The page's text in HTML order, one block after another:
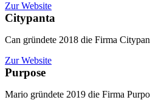
Zur Website
Citypanta
Can gründete 2018 die Firma
Zur Website
Purpose
Mario gründete 2019 die Firma